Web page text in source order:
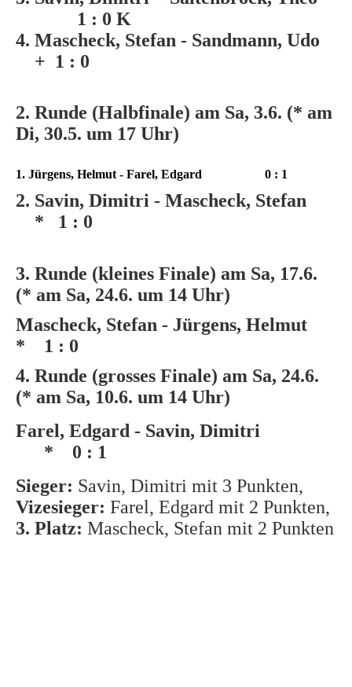
1 : 0 K
4. Mascheck, Stefan - Sandmann, Udo
+ 1 : 0
2. Runde (Halbfinale) am Sa, 3.6. (* am
Di, 30.5. um 17 Uhr)
1. Jürgens, Helmut - Farel, Edgard 0 : 1
2. Savin, Dimitri - Mascheck, Stefan
*
1 : 0
3. Runde (kleines Finale) am Sa, 17.6.
(* am Sa, 24.6. um 14 Uhr)
Mascheck, Stefan - Jürgens, Helmut
* 1 : 0
4. Runde (grosses Finale) am Sa, 24.6.
(* am Sa, 10.6. um 14 Uhr)
Farel, Edgard - Savin, Dimitri
* 0 : 1
Sieger: Savin, Dimitri mit 3 Punkten,
Vizesieger: Farel, Edgard mit 2 Punkten,
3. Platz: Mascheck, Stefan mit 2 Punkten